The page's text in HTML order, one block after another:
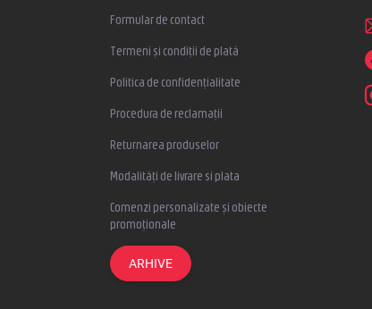
Formular de contact
Termeni și condiții de plată
Politica de confidențialitate
Procedura de reclamații
Returnarea produselor
Modalități de livrare si plata
Comenzi personalizate și obiecte
promoționale
ARHIVE